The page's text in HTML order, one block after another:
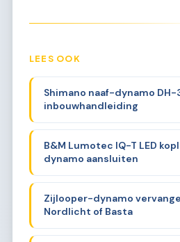
LEES OOK
Shimano naaf-dynamo DH-
inbouwhandleiding
B&M Lumotec IQ-T LED
dynamo aansluiten
Zijlooper-dynamo
Nordlicht of Basta